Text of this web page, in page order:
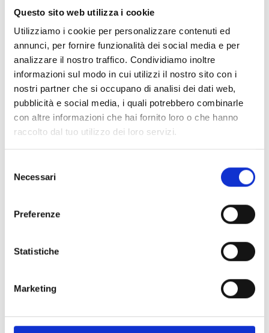
Questo sito web utilizza i cookie
Utilizziamo i cookie per personalizzare contenuti ed
annunci, per fornire funzionalità dei social media e per
analizzare il nostro traffico. Condividiamo inoltre
informazioni sul modo in cui utilizzi il nostro sito con i
nostri partner che si occupano di analisi dei dati web,
pubblicità e social media, i quali potrebbero combinarle
con altre informazioni che hai fornito loro o che hanno
raccolto dal tuo utilizzo dei loro servizi.
delNecessari
Preferenze
Statistiche
Marketing
SCOPRI